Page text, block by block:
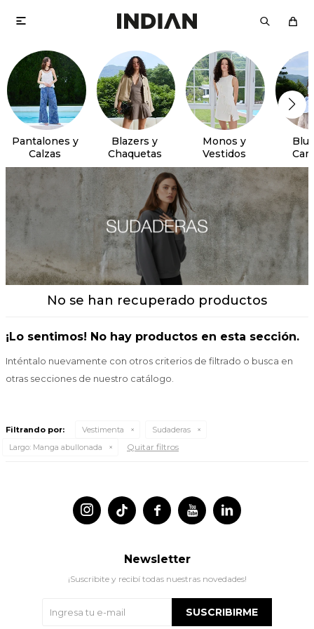

Pantalones y
Calzas
Blazers y
Chaquetas
Monos y
Vestidos
No se han recuperado productos
¡Lo sentimos! No hay productos en esta sección.
Inténtalo nuevamente con otros criterios de filtrado o busca en
otras secciones de nuestro catálogo.
Filtrando por: Vestimenta
Sudaderas
Largo: Manga abullonada Quitar filtros
 
 
Newsletter
¡Suscribite y recibí todas nuestras novedades!
SUSCRIBIRME